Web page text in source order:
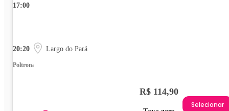
17:00
20:20 Largo do Pará
Poltrona
R$ 114,90
Selecionar